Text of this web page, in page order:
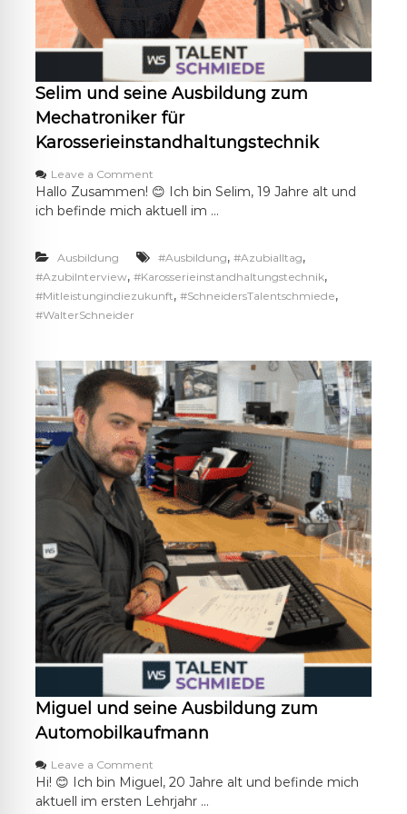
z
u
m
K
f
z
-
e
h
a
t
n
i
k
Selim und seine Ausbildung zum
Mechatroniker für
Karosserieinstandhaltungstechnik
Leave a Commento
n
S
n
i
n
e
A
u
s
b
i
l
d
u
g
z
u
m
M
e
c
h
a
t
r
n
i
Hallo Zusammen! 😊 Ich bin Selim, 19 Jahre alt und
ich befinde mich aktuell im …
Ausbildung #Ausbildung, #Azubialltag,
#AzubiInterview, #Karosserieinstandhaltungstechnik,
#Mitleistungindiezukunft, #SchneidersTalentschmiede,
#WalterSchneider
Miguel und seine Ausbildung zum
Automobilkaufmann
Leave a Commento
n
M
Hi! 😊 Ich bin Miguel, 20 Jahre alt und befinde mich
aktuell im ersten Lehrjahr …